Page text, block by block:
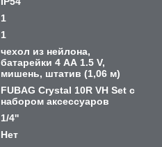
1
1
чехол из нейлона,
батарейки 4 АА 1.5 V,
мишень, штатив (1,06 м)
FUBAG Crystal 10R VH Set с
набором аксессуаров
1/4''
Нет